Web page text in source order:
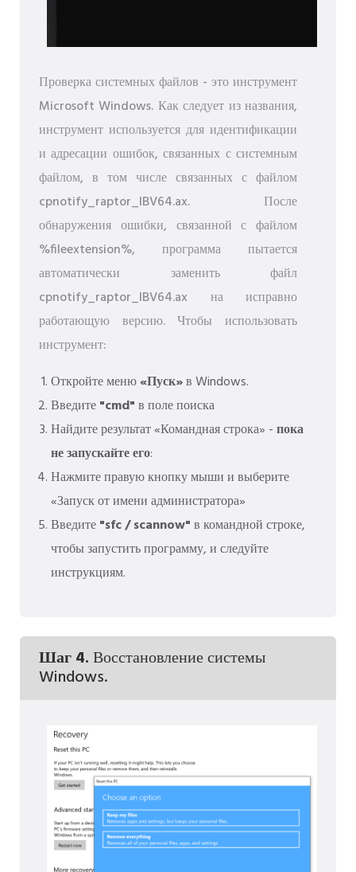
Проверка системных файлов - это инструмент
Microsoft Windows. Как следует из названия,
инструмент используется для идентификации
и адресации ошибок, связанных с системным
файлом, в том числе связанных с файлом
cpnotify_raptor_IBV64.ax. После
обнаружения ошибки, связанной с файлом
%fileextension%, программа пытается
автоматически заменить файл
cpnotify_raptor_IBV64.ax на исправно
работающую версию. Чтобы использовать
инструмент:
Откройте меню«Пуск»в Windows.
Введите"cmd"в поле поиска
Найдите результат «Командная строка» -пока
не запускайте его:
Нажмите правую кнопку мыши и выберите
«Запуск от имени администратора»
Введите"sfc / scannow"в командной строке,
чтобы запустить программу, и следуйте
инструкциям.
Шаг 4.Восстановление системы
Windows.